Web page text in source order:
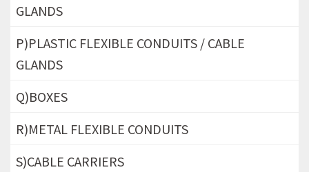
GLANDS
P)PLASTIC FLEXIBLE CONDUITS / CABLE
GLANDS
Q)BOXES
R)METAL FLEXIBLE CONDUITS
S)CABLE CARRIERS